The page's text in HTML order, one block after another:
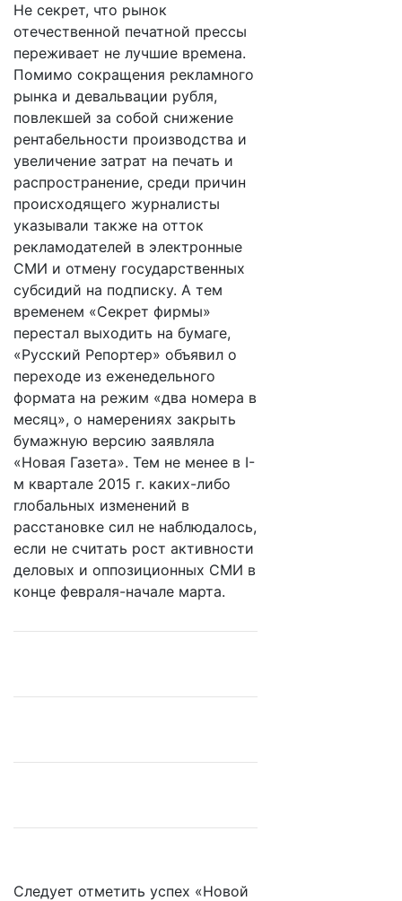
Не секрет, что рынок
отечественной печатной прессы
переживает не лучшие времена.
Помимо сокращения рекламного
рынка и девальвации рубля,
повлекшей за собой снижение
рентабельности производства и
увеличение затрат на печать и
распространение, среди причин
происходящего журналисты
указывали также на отток
рекламодателей в электронные
СМИ и отмену государственных
субсидий на подписку. А тем
временем «Секрет фирмы»
перестал выходить на бумаге,
«Русский Репортер» объявил о
переходе из еженедельного
формата на режим «два номера в
месяц», о намерениях закрыть
бумажную версию заявляла
«Новая Газета». Тем не менее в I-
м квартале 2015 г. каких-либо
глобальных изменений в
расстановке сил не наблюдалось,
если не считать рост активности
деловых и оппозиционных СМИ в
конце февраля-начале марта.
Следует отметить успех «Новой